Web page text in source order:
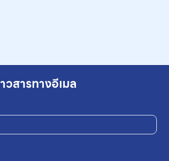
วสารทางอีเมล